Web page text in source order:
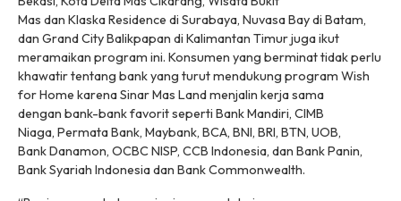
Mas dan Klaska Residence di Surabaya, Nuvasa Bay di Batam​,
dan Grand City Balikpapan di Kalimantan Timur juga ikut
meramaikan program ini. Konsumen yang berminat tidak perlu
khawatir tentang bank yang turut mendukung program Wish
for Home karena Sinar Mas Land menjalin kerja sama
dengan bank-bank favorit seperti Bank Mandiri, CIMB
Niaga, Permata Bank, Maybank, BCA, BNI, BRI, BTN, UOB,
Bank Danamon, OCBC NISP, CCB Indonesia, dan Bank Panin,
Bank Syariah Indonesia dan Bank Commonwealth.